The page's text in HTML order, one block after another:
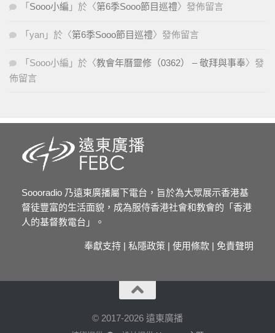
「 Sooo小編 」於〈第6季Sooo節目巡禮〉發佈留言
「 yan 」於〈第6季Sooo節目巡禮〉發佈留言
「 Sooo小編 」於〈教會年曆靈修（0362） – 敬拜與事奉〉發
佈留言
Soooradio 乃遠東廣播屬下電台，旨於為大眾展示香港基
督徒豐富的生活面貌，成為服侍香港社會和教會的「香港
人的基督教電台」。
奉獻支持 | 私隱政策 | 使用條款 | 免責聲明
© 2017-2026 遠東廣播